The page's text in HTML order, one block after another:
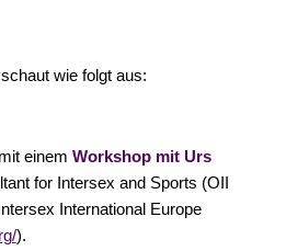
wie folgt aus:
einem Workshopmit Urs
for Intersex and Sports (OII
International Europe
).